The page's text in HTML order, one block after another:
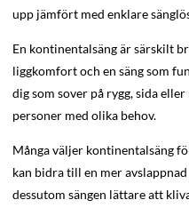
upp jämfört med enklare
En kontinentalsäng är särskilt
liggkomfort och en säng som
dig som sover på rygg, sida
personer med olika behov.
Många väljer kontinentalsäng
kan bidra till en mer
dessutom sängen lättare att